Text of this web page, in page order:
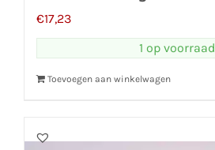
€17,23
1 op voorraad
Toevoegen aan winkelwagen